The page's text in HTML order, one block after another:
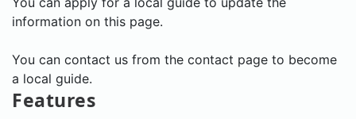
information on this page.
You can contact us from the contact page to become
a local guide.
Features